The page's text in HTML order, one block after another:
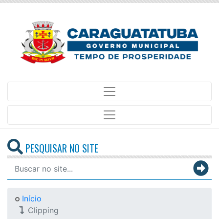
PESQUISAR NO SITE
Início
Clipping